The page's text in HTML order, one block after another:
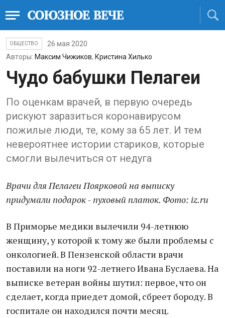
ОБЩЕСТВО
26 мая 2020
Авторы: Максим Чижиков, Кристина Хилько
Чудо бабушки Пелагеи
По оценкам врачей, в первую очередь
рискуют заразиться коронавирусом
пожилые люди, те, кому за 65 лет. И тем
невероятнее истории стариков, которые
смогли вылечиться от недуга
Врачи для Пелагеи Поярковой на выписку
придумали подарок - пуховый платок. Фото: iz.ru
В Приморье медики вылечили 94-летнюю
женщину, у которой к тому же были проблемы с
онкологией. В Пензенской области врачи
поставили на ноги 92-летнего Ивана Буслаева. На
выписке ветеран войны шутил: первое, что он
сделает, когда приедет домой, сбреет бороду. В
госпитале он находился почти месяц.